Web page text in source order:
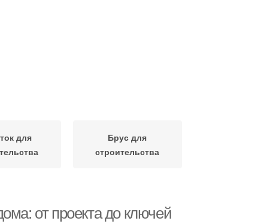
для
Брус для
строительства
от проекта до ключей